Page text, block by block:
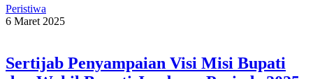
Peristiwa
6 Maret 2025
Sertijab Penyampaian Visi Misi Bupati